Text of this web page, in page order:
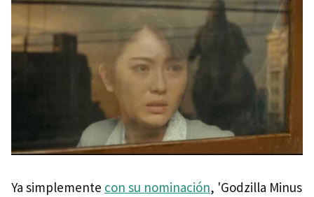
Ya simplemente con su nominación, 'Godzilla Minus